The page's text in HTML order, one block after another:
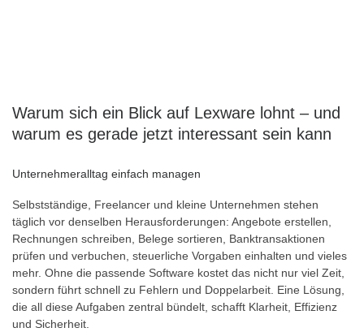
Warum sich ein Blick auf Lexware lohnt – und
warum es gerade jetzt interessant sein kann
Unternehmeralltag einfach managen
Selbstständige, Freelancer und kleine Unternehmen stehen
täglich vor denselben Herausforderungen: Angebote erstellen,
Rechnungen schreiben, Belege sortieren, Banktransaktionen
prüfen und verbuchen, steuerliche Vorgaben einhalten und vieles
mehr. Ohne die passende Software kostet das nicht nur viel Zeit,
sondern führt schnell zu Fehlern und Doppelarbeit. Eine Lösung,
die all diese Aufgaben zentral bündelt, schafft Klarheit, Effizienz
und Sicherheit.